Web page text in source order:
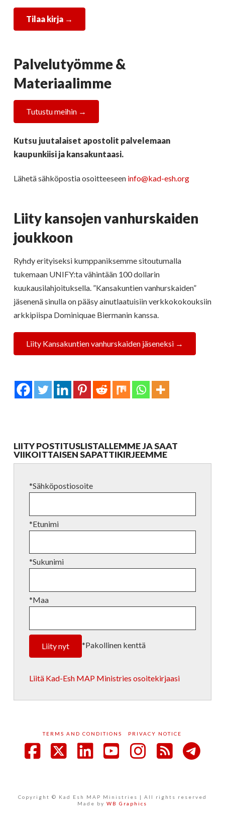
Tilaa kirja →
Palvelutyömme &
Materiaalimme
Tutustu meihin →
Kutsu juutalaiset apostolit palvelemaan
kaupunkiisi ja kansakuntaasi.
Lähetä sähköpostia osoitteeseen info@kad-esh.org
Liity kansojen vanhurskaiden
joukkoon
Ryhdy erityiseksi kumppaniksemme sitoutumalla
tukemaan UNIFY:ta vähintään 100 dollarin
kuukausilahjoituksella. ”Kansakuntien vanhurskaiden”
jäsenenä sinulla on pääsy ainutlaatuisiin verkkokokouksiin
arkkipiispa Dominiquae Biermanin kanssa.
Liity Kansakuntien vanhurskaiden jäseneksi →
LIITY POSTITUSLISTALLEMME JA SAAT
VIIKOITTAISEN SAPATTIKIRJEEMME
*Sähköpostiosoite
*Etunimi
*Sukunimi
*Maa
*Pakollinen kenttä
Liitä Kad-Esh MAP Ministries osoitekirjaasi
TERMS AND CONDITIONS PRIVACY NOTICE
Copyright © Kad Esh MAP Ministries | All rights reserved
Made byWB Graphics